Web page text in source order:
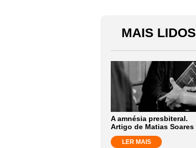
MAIS LIDOS
A amnésia presbiteral.
Artigo de Matias Soares
LER MAIS